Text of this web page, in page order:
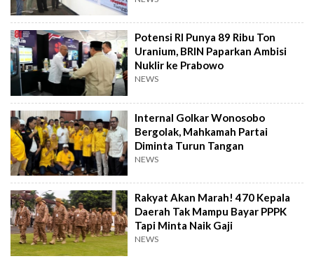
Potensi RI Punya 89 Ribu Ton
Uranium, BRIN Paparkan Ambisi
Nuklir ke Prabowo
NEWS
Internal Golkar Wonosobo
Bergolak, Mahkamah Partai
Diminta Turun Tangan
NEWS
Rakyat Akan Marah! 470 Kepala
Daerah Tak Mampu Bayar PPPK
Tapi Minta Naik Gaji
NEWS